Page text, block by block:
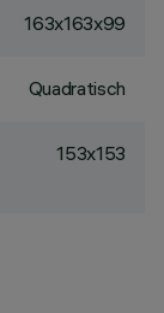
163x163x99
Quadratisch
153x153